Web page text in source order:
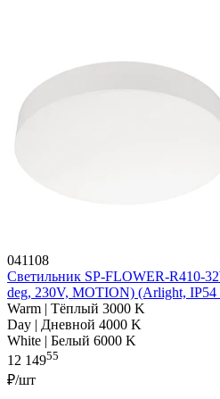
041108
Светильник SP-FLOWER-R410-
deg, 230V, MOTION) (Arlight, IP54
Warm | Тёплый 3000 K
Day | Дневной 4000 K
White | Белый 6000 K
12 14955
₽/шт